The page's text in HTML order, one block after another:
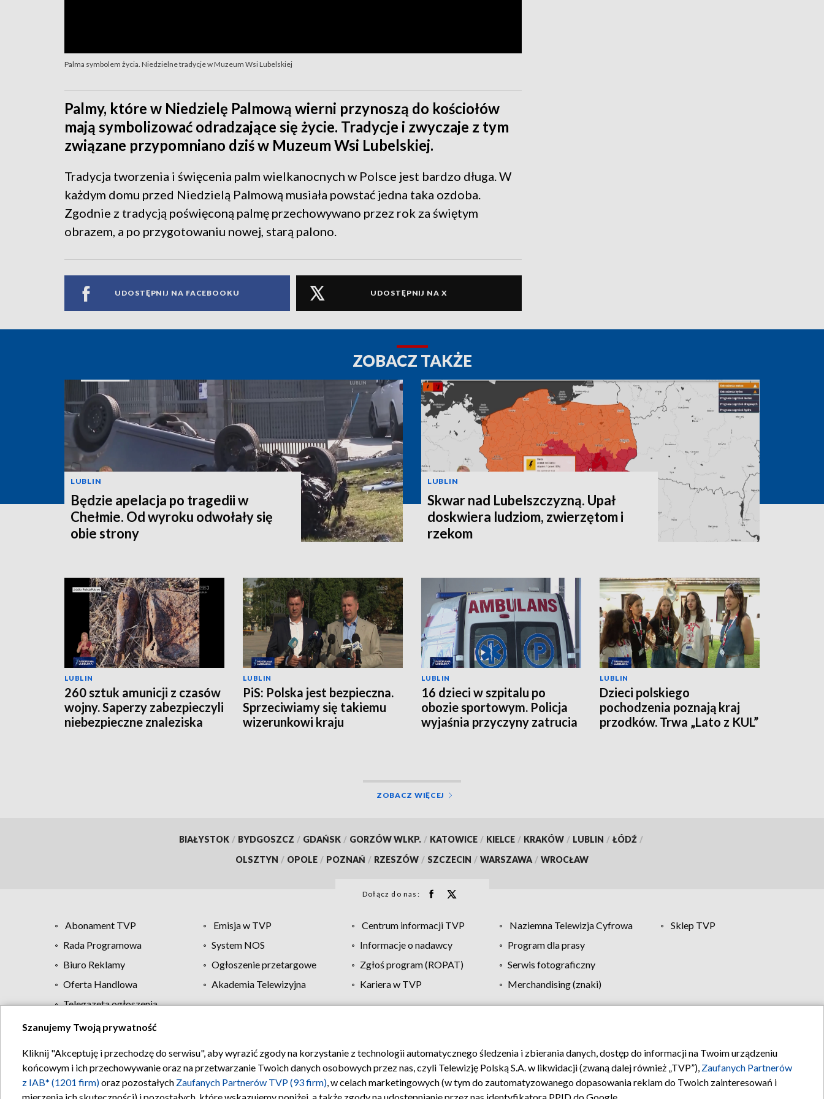
Palma symbolem życia. Niedzielne tradycje w Muzeum Wsi Lubelskiej
Palmy, które w Niedzielę Palmową wierni przynoszą do kościołów
mają symbolizować odradzające się życie. Tradycje i zwyczaje z tym
związane przypomniano dziś w Muzeum Wsi Lubelskiej.
Tradycja tworzenia i święcenia palm wielkanocnych w Polsce jest bardzo długa. W
każdym domu przed Niedzielą Palmową musiała powstać jedna taka ozdoba.
Zgodnie z tradycją poświęconą palmę przechowywano przez rok za świętym
obrazem, a po przygotowaniu nowej, starą palono.
UDOSTĘPNIJ NA FACEBOOKU UDOSTĘPNIJ NA X
ZOBACZ TAKŻE
LUBLIN
Będzie apelacja po tragedii w
Chełmie. Od wyroku odwołały się
obie strony
LUBLIN
Skwar nad Lubelszczyzną. Upał
doskwiera ludziom, zwierzętom i
rzekom
LUBLIN
260 sztuk amunicji z czasów
wojny. Saperzy zabezpieczyli
niebezpieczne znaleziska
LUBLIN
PiS: Polska jest bezpieczna.
Sprzeciwiamy się takiemu
wizerunkowi kraju
LUBLIN
16 dzieci w szpitalu po
obozie sportowym. Policja
wyjaśnia przyczyny zatrucia
LUBLIN
Dzieci polskiego
pochodzenia poznają kraj
przodków. Trwa „Lato z KUL”
ZOBACZ WIĘCEJ
BIAŁYSTOK / BYDGOSZCZ / GDAŃSK / GORZÓW WLKP. / KATOWICE / KIELCE / KRAKÓW / LUBLIN / ŁÓDŹ /
OLSZTYN / OPOLE / POZNAŃ / RZESZÓW / SZCZECIN / WARSZAWA / WROCŁAW
Dołącz do nas:
Abonament TVP Emisja w TVP Centrum informacji TVP Naziemna Telewizja Cyfrowa
Sklep TVP
Rada Programowa
System NOS Informacje o nadawcy
Program dla prasy
Biuro Reklamy
Ogłoszenie przetargowe Zgłoś program (ROPAT)
Serwis fotograficzny
Oferta Handlowa
Akademia Telewizyjna Kariera w TVP
Merchandising (znaki)
Telegazeta ogłoszenia
Regulamin TVP Polityka prywatności Moje zgody Pomoc Biuro reklamy Kontakt
Szanujemy Twoją prywatność
Kliknij "Akceptuję i przechodzę do serwisu", aby wyrazić zgody na korzystanie z technologii automatycznego śledzenia i zbierania danych, dostęp do informacji na Twoim urządzeniu
końcowym i ich przechowywanie oraz na przetwarzanie Twoich danych osobowych przez nas, czyli Telewizję Polską S.A. w likwidacji (zwaną dalej również „TVP”), Zaufanych Partnerów
z IAB* (1201 firm)oraz pozostałych Zaufanych Partnerów TVP (93 firm), w celach marketingowych (w tym do zautomatyzowanego dopasowania reklam do Twoich zainteresowań i